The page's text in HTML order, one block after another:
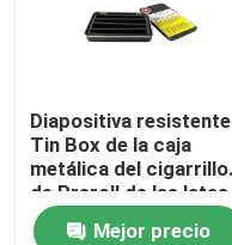
Diapositiva resistente
Tin Box de la caja
metálica del cigarrillo
de Preroll de las latas
del niño reutilizable
Mejor precio